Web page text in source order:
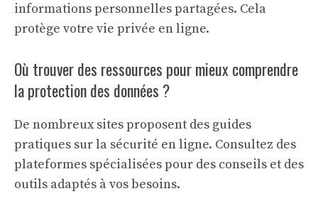
informations personnelles partagées. Cela
protège votre vie privée en ligne.
Où trouver des ressources pour mieux comprendre
la protection des données ?
De nombreux sites proposent des guides
pratiques sur la sécurité en ligne. Consultez des
plateformes spécialisées pour des conseils et des
outils adaptés à vos besoins.